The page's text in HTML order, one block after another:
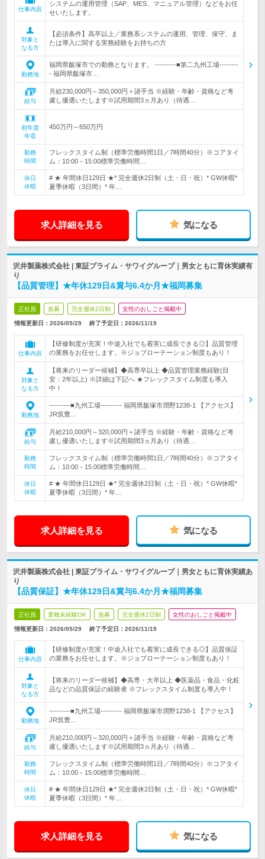
仕事内容
システムの運用管理（SAP、MES、マニュアル管理）などをお任
せいたします。
対象と
なる方
【必須条件】高卒以上／業務系システムの運用、管理、保守、ま
たは導入に関する実務経験をお持ちの方
勤務地
福岡県飯塚市での勤務となります。 ---------■第二九州工場--------
- 福岡県飯塚市…
給与
月給230,000円～350,000円＋諸手当 ※経験・年齢・資格など考
慮し優遇いたします※試用期間3ヵ月あり（待遇…
初年度
年収
450万円～650万円
勤務
時間
フレックスタイム制（標準労働時間1日／7時間40分）※コアタイ
ム：10:00－15:00標準労働時間…
休日
休暇
# ★ 年間休日129日 ★* 完全週休2日制（土・日・祝）* GW休暇*
夏季休暇（3日間）* 年…
求人詳細を見る 気になる
沢井製薬株式会社 | 東証プライム・サワイグループ｜男女ともに育休実績有
り
【品質管理】★年休129日&賞与6.4か月★福岡募集
正社員 急募 完全週休2日制 女性のおしごと掲載中
情報更新日：2026/05/29 終了予定日： 2026/11/19
仕事内容
【研修制度が充実！中途入社でも着実に成長できる◎】品質管理
の業務をお任せします。※ジョブローテーション制度もあり！
対象と
なる方
【将来のリーダー候補】◆高専卒以上 ◆品質管理業務経験(目
安：2年以上) ※詳細は下記へ ★フレックスタイム制度も導入
中！
勤務地
---------■九州工場--------- 福岡県飯塚市潤野1238-1 【アクセス】
JR筑豊…
給与
月給210,000円～320,000円＋諸手当 ※経験・年齢・資格など考
慮し優遇いたします※試用期間3ヵ月あり（待遇…
勤務
時間
フレックスタイム制（標準労働時間1日／7時間40分）※コアタイ
ム：10:00－15:00標準労働時間…
休日
休暇
# ★ 年間休日129日 ★* 完全週休2日制（土・日・祝）* GW休暇*
夏季休暇（3日間）* 年…
求人詳細を見る 気になる
沢井製薬株式会社 | 東証プライム・サワイグループ｜男女ともに育休実績あ
り
【品質保証】★年休129日&賞与6.4か月★福岡募集
正社員 業種未経験OK 急募 完全週休2日制 女性のおしごと掲載中
情報更新日：2026/05/29 終了予定日： 2026/11/19
仕事内容
【研修制度が充実！中途入社でも着実に成長できる◎】品質保証
の業務をお任せします。※ジョブローテーション制度もあり！
対象と
なる方
【将来のリーダー候補】◆高専・大卒以上 ◆医薬品・食品・化粧
品などの品質保証の経験者 ※フレックスタイム制度も導入中！
勤務地
---------■九州工場--------- 福岡県飯塚市潤野1238-1 【アクセス】
JR筑豊…
給与
月給210,000円～320,000円＋諸手当 ※経験・年齢・資格など考
慮し優遇いたします※試用期間3ヵ月あり（待遇…
勤務
時間
フレックスタイム制（標準労働時間1日／7時間40分）※コアタイ
ム：10:00－15:00標準労働時間…
休日
休暇
# ★ 年間休日129日 ★* 完全週休2日制（土・日・祝）* GW休暇*
夏季休暇（3日間）* 年…
求人詳細を見る 気になる